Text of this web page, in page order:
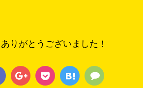
りがとうございました！